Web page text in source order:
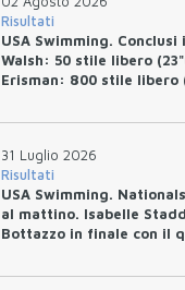
Risultati
USA Swimming.
Walsh: 50 stile libero
Erisman: 800 stile libero
31 Luglio 2026
Risultati
USA Swimming.
al mattino. Isabelle
Bottazzo in finale con il